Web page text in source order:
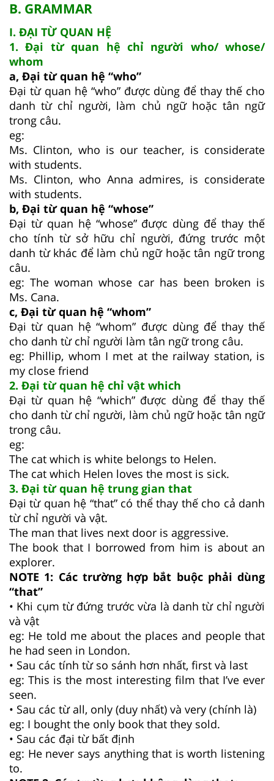
B. GRAMMAR
I. ĐẠI TỪ QUAN HỆ
1. Đại từ quan hệ chỉ người who/ whose/
whom
a, Đại từ quan hệ “who”
Đại từ quan hệ “who” được dùng để thay thế cho
danh từ chỉ người, làm chủ ngữ hoặc tân ngữ
trong câu.
eg:
Ms. Clinton, who is our teacher, is considerate
with students.
Ms. Clinton, who Anna admires, is considerate
with students.
b, Đại từ quan hệ “whose”
Đại từ quan hệ “whose” được dùng để thay thế
cho tính từ sở hữu chỉ người, đứng trước một
danh từ khác để làm chủ ngữ hoặc tân ngữ trong
câu.
eg: The woman whose car has been broken is
Ms. Cana.
c, Đại từ quan hệ “whom”
Đại từ quan hệ “whom” được dùng để thay thế
cho danh từ chỉ người làm tân ngữ trong câu.
eg: Phillip, whom I met at the railway station, is
my close friend
2. Đại từ quan hệ chỉ vật which
Đại từ quan hệ “which” được dùng để thay thế
cho danh từ chỉ người, làm chủ ngữ hoặc tân ngữ
trong câu.
eg:
The cat which is white belongs to Helen.
The cat which Helen loves the most is sick.
3. Đại từ quan hệ trung gian that
Đại từ quan hệ “that” có thể thay thế cho cả danh
từ chỉ người và vật.
The man that lives next door is aggressive.
The book that I borrowed from him is about an
explorer.
NOTE 1: Các trường hợp bắt buộc phải dùng
“that”
• Khi cụm từ đứng trước vừa là danh từ chỉ người
và vật
eg: He told me about the places and people that
he had seen in London.
• Sau các tính từ so sánh hơn nhất, first và last
eg: This is the most interesting film that I’ve ever
seen.
• Sau các từ all, only (duy nhất) và very (chính là)
eg: I bought the only book that they sold.
• Sau các đại từ bất định
eg: He never says anything that is worth listening
to.